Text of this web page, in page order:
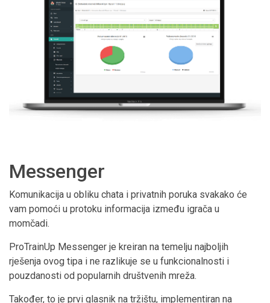
Messenger
Komunikacija u obliku chata i privatnih poruka svakako će
vam pomoći u protoku informacija između igrača u
momčadi.
ProTrainUp Messenger je kreiran na temelju najboljih
rješenja ovog tipa i ne razlikuje se u funkcionalnosti i
pouzdanosti od popularnih društvenih mreža.
Također, to je prvi glasnik na tržištu, implementiran na